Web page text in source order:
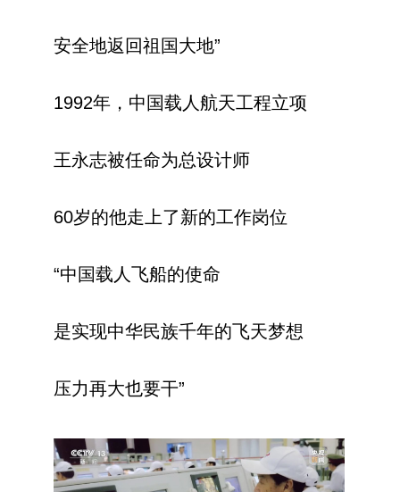
安全地返回祖国大地”
1992年，中国载人航天工程立项
王永志被任命为总设计师
60岁的他走上了新的工作岗位
“中国载人飞船的使命
是实现中华民族千年的飞天梦想
压力再大也要干”